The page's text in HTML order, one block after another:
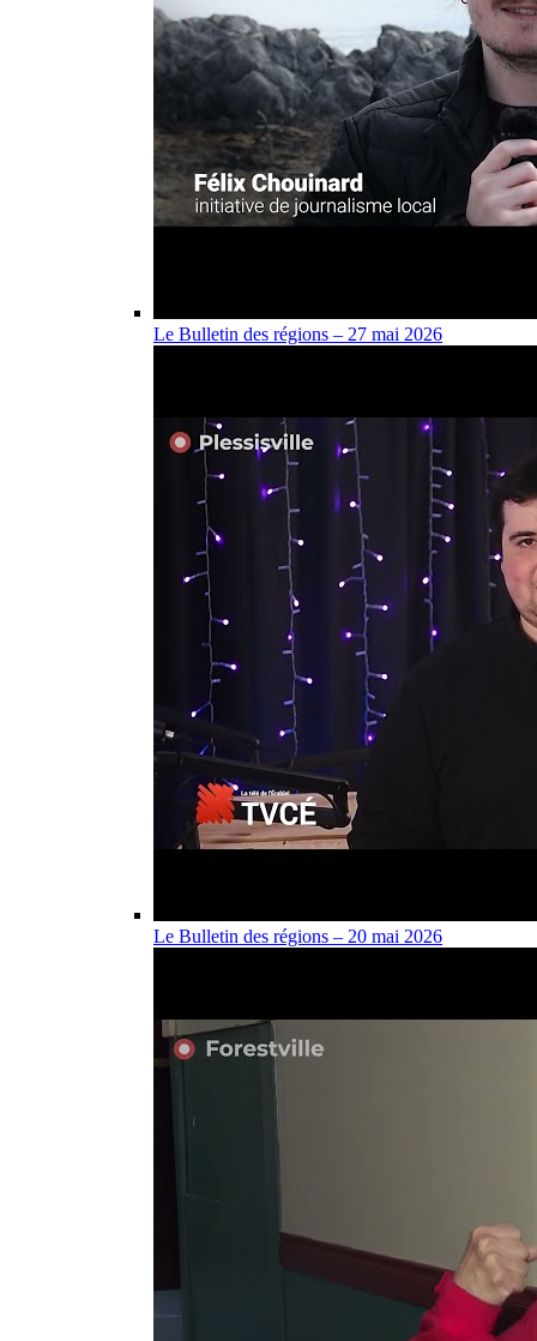
Le Bulletin des régions – 27 mai 2026
Le Bulletin des régions – 20 mai 2026